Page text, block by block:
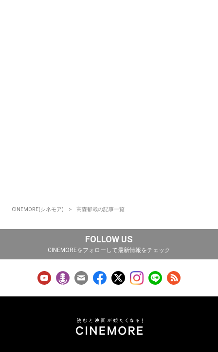
CINEMORE(シネモア) 高森郁哉の記事一覧
FOLLOW US
CINEMOREをフォローして最新情報をチェック